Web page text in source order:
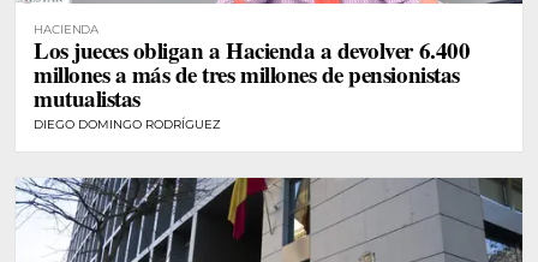
HACIENDA
Los jueces obligan a Hacienda a devolver 6.400
millones a más de tres millones de pensionistas
mutualistas
DIEGO DOMINGO RODRÍGUEZ